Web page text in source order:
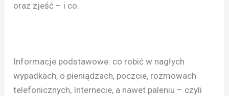
oraz zjeść – i co.
Informacje podstawowe: co robić w nagłych
wypadkach, o pieniądzach, poczcie, rozmowach
telefonicznych, Internecie, a nawet paleniu – czyli